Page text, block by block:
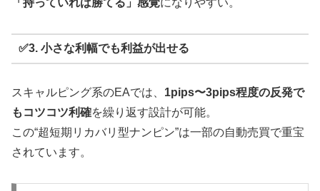
「持っていれば勝てる」感覚になりやすい。
✅3. 小さな利幅でも利益が出せる
スキャルピング系のEAでは、 1pips〜3pips程度の反発で
もコツコツ利確を繰り返す設計が可能。
この“超短期リカバリ型ナンピン”は一部の自動売買で重宝
されています。